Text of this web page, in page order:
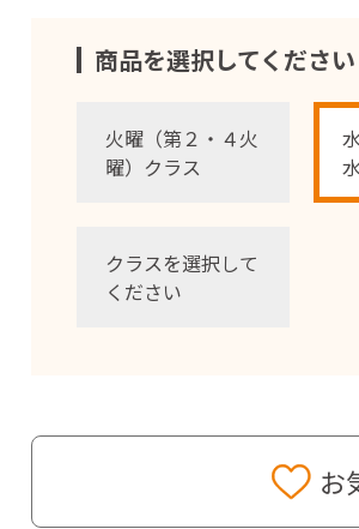
商品を選択してください
火曜（第２・４火
曜）クラス
クラスを選択して
ください
お